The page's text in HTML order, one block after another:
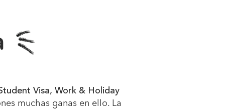
Visa, Work & Holiday
muchas ganas en ello. La